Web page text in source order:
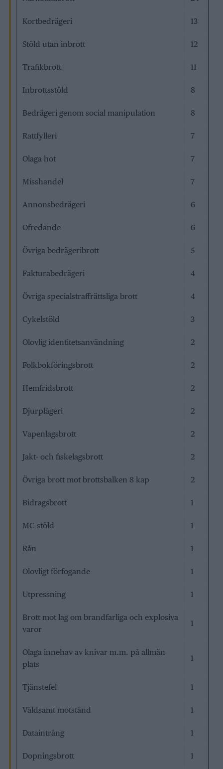
Kortbedrägeri 13
Stöld utan inbrott 12
Trafikbrott 11
Inbrottsstöld 8
Bedrägeri genom social manipulation 8
Rattfylleri 7
Olaga hot 7
Misshandel 7
Annonsbedrägeri 6
Ofredande 6
Övriga bedrägeribrott 5
Fakturabedrägeri 4
Övriga specialstraffrättsliga brott 4
Cykelstöld 3
Olovlig identitetsanvändning 2
Folkbokföringsbrott 2
Hemfridsbrott 2
Djurplågeri 2
Vapenlagsbrott 2
Jakt- och fiskelagsbrott 2
Övriga brott mot brottsbalken 8 kap 2
Bidragsbrott 1
MC-stöld 1
Rån 1
Olovligt förfogande 1
Utpressning 1
Brott mot lag om brandfarliga och explosiva
varor
1
Olaga innehav av knivar m.m. på allmän
plats
1
Tjänstefel 1
Våldsamt motstånd 1
Dataintrång 1
Dopningsbrott 1